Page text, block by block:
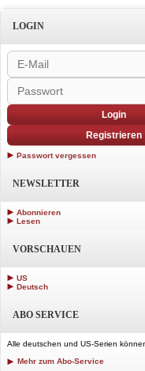
LOGIN
Login
Registrieren
Passwort vergessen
NEWSLETTER
Abonnieren
Lesen
VORSCHAUEN
US
Deutsch
ABO SERVICE
Alle deutschen und US-Serien
Mehr zum Abo-Service